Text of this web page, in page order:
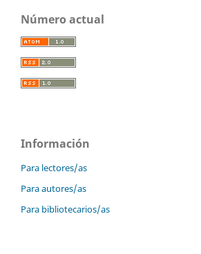
Número actual
Información
Para lectores/as
Para autores/as
Para bibliotecarios/as